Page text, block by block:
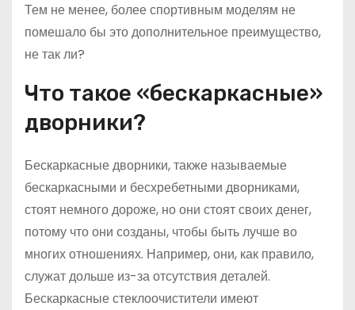
Тем не менее, более спортивным моделям не
помешало бы это дополнительное преимущество,
не так ли?
Что такое «бескаркасные»
дворники?
Бескаркасные дворники, также называемые
бескаркасными и бесхребетными дворниками,
стоят немного дороже, но они стоят своих денег,
потому что они созданы, чтобы быть лучше во
многих отношениях. Например, они, как правило,
служат дольше из-за отсутствия деталей.
Бескаркасные стеклоочистители имеют